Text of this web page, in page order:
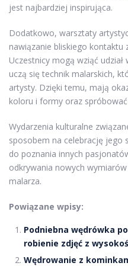
jest najbardziej inspirująca.
Dodatkowo, warsztaty
nawiązanie bliskiego kontaktu
Uczestnicy mogą wziąć
uczą się technik malarskich,
artysty. Dzięki temu, mają
koloru i formy oraz
Wydarzenia kulturalne
sposobem na celebrację jego
do poznania innych
odkrywania nowych
malarza.
Powiązane wpisy:
Podniebna wędrówka
robienie zdjęć z
Wędrowanie z